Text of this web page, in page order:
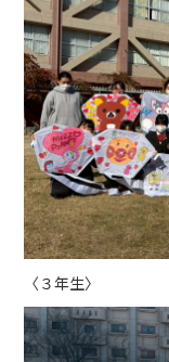
〈３年生〉